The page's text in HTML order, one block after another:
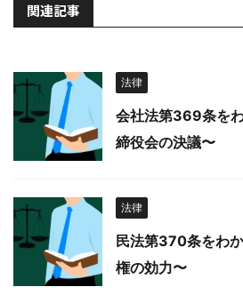
関連記事
法律
会社法第369条を
締役会の決議〜
法律
民法第370条をわ
権の効力〜